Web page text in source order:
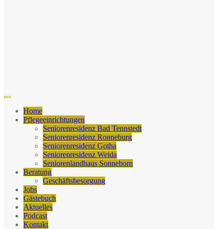
Home
Pflegeeinrichtungen
Seniorenresidenz Bad Tennstedt
Seniorenresidenz Ronneburg
Seniorenresidenz Gotha
Seniorenresidenz Weida
Seniorenlandhaus Sonneborn
Beratung
Geschäftsbesorgung
Jobs
Gästebuch
Aktuelles
Podcast
Kontakt